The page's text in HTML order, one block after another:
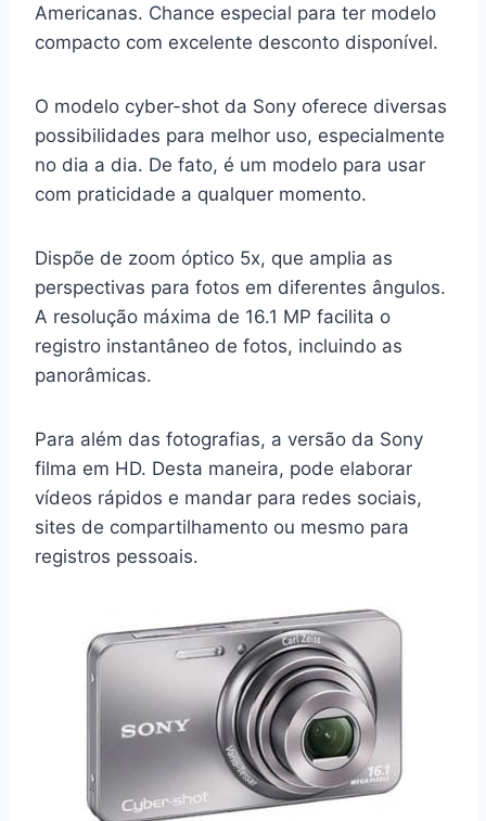
Americanas. Chance especial para ter modelo
compacto com excelente desconto disponível.
O modelo cyber-shot da Sony oferece diversas
possibilidades para melhor uso, especialmente
no dia a dia. De fato, é um modelo para usar
com praticidade a qualquer momento.
Dispõe de zoom óptico 5x, que amplia as
perspectivas para fotos em diferentes ângulos.
A resolução máxima de 16.1 MP facilita o
registro instantâneo de fotos, incluindo as
panorâmicas.
Para além das fotografias, a versão da Sony
filma em HD. Desta maneira, pode elaborar
vídeos rápidos e mandar para redes sociais,
sites de compartilhamento ou mesmo para
registros pessoais.